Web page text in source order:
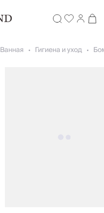
Ванная Гигиена и уход